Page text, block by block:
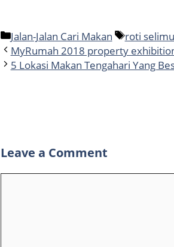
Categories
Jalan-Jalan Cari Makan Tags
roti
MyRumah 2018 property
5 Lokasi Makan Tengahari Yang
Leave a Comment